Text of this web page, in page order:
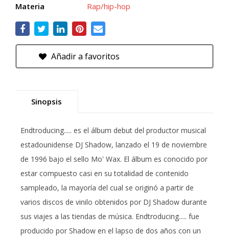
Materia Rap/hip-hop
Añadir a favoritos
Sinopsis
Endtroducing..... es el álbum debut del productor musical
estadounidense DJ Shadow, lanzado el 19 de noviembre
de 1996 bajo el sello Mo' Wax. El álbum es conocido por
estar compuesto casi en su totalidad de contenido
sampleado, la mayoría del cual se originó a partir de
varios discos de vinilo obtenidos por DJ Shadow durante
sus viajes a las tiendas de música. Endtroducing..... fue
producido por Shadow en el lapso de dos años con un